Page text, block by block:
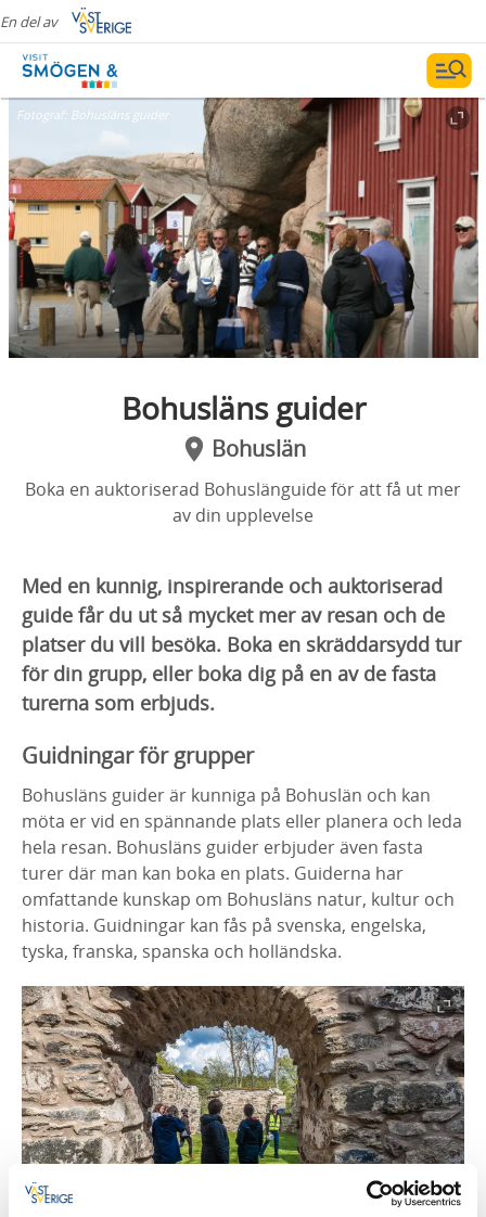
En del av
Fotograf: Bohusläns guider
Bohusläns guider
Bohuslän
Boka en auktoriserad Bohuslänguide för att få ut mer
av din upplevelse
Med en kunnig, inspirerande och auktoriserad
guide får du ut så mycket mer av resan och de
platser du vill besöka. Boka en skräddarsydd tur
för din grupp, eller boka dig på en av de fasta
turerna som erbjuds.
Guidningar för grupper
Bohusläns guider är kunniga på Bohuslän och kan
möta er vid en spännande plats eller planera och leda
hela resan. Bohusläns guider erbjuder även fasta
turer där man kan boka en plats. Guiderna har
omfattande kunskap om Bohusläns natur, kultur och
historia. Guidningar kan fås på svenska, engelska,
tyska, franska, spanska och holländska.